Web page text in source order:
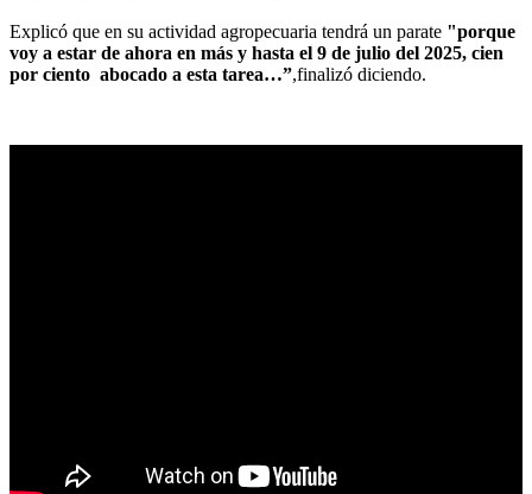
Explicó que en su actividad agropecuaria tendrá un parate "porque
voy a estar de ahora en más y hasta el 9 de julio del 2025, cien
por ciento abocado a esta tarea…”,finalizó diciendo.